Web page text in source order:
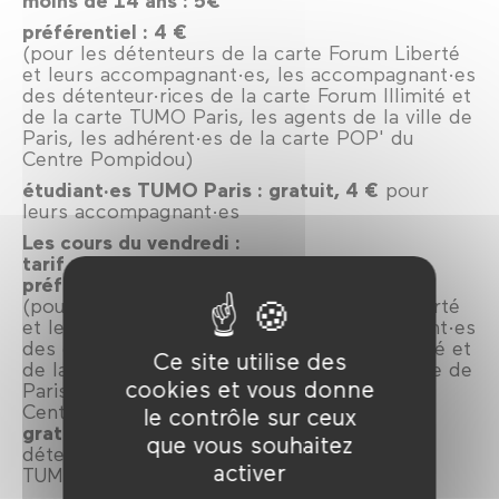
Ce site utilise des
cookies et vous donne
le contrôle sur ceux
que vous souhaitez
activer
préférentiel : 4 €
(pour les détenteurs de la carte Forum Liberté
et leurs accompagnant·es, les accompagnant·es
des détenteur·rices de la carte Forum Illimité et
de la carte TUMO Paris, les agents de la ville de
Paris, les adhérent·es de la carte POP' du
Centre Pompidou)
étudiant·es TUMO Paris : gratuit, 4 € pour
leurs accompagnant·es
Les cours du vendredi :
tarif unique : 5€
préférentiel : 4 €
(pour les détenteurs de la carte Forum Liberté
et leurs accompagnant·es, les accompagnant·es
des détenteur·rices de la carte Forum Illimité et
de la carte TUMO Paris, les agents de la ville de
Paris, les adhérent·es de la carte POP' du
Centre Pompidou)
gratuit
: bénéficiaires des minima sociaux,
détenteur·ices des cartes Forum Illimité ou
TUMO Paris